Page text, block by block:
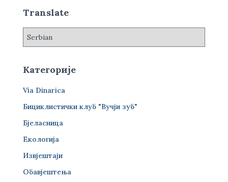
а
Translate
Категорије
Via Dinarica
Бициклистички клуб "Вучји зуб"
Бјеласница
Екологија
Извјештаји
Обавјештења